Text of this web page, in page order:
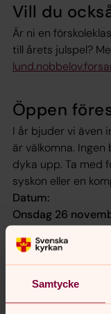
Samtycke
Vill du
Är ni en
till årets julspel?
Öppen
I år bjuder vi även
är välkomna.
dyka upp. Ta med
syskon eller en
Datum:
Onsdag 26
Torsdag 4
Himmel och
Efter julspelet